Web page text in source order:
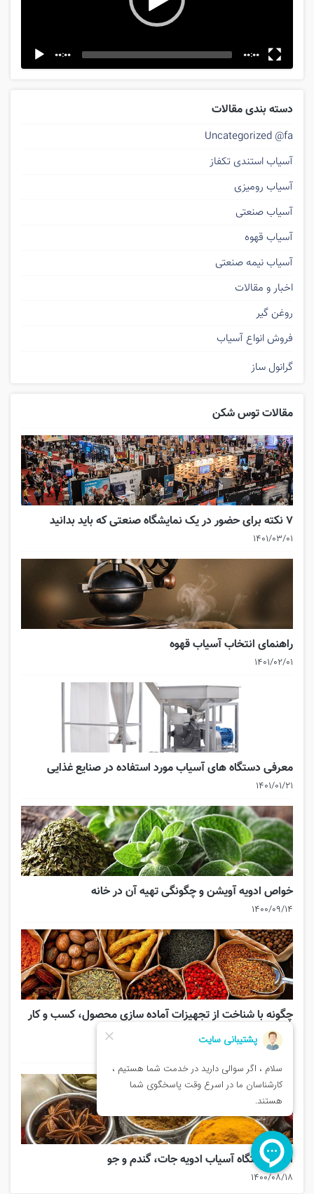
00:00 00:00
دسته بندی مقالات
Uncategorized @fa
آسیاب استندی تکفاز
آسیاب رومیزی
آسیاب صنعتی
آسیاب قهوه
آسیاب نیمه صنعتی
اخبار و مقالات
روغن گیر
فروش انواع آسیاب
گرانول ساز
مقالات توس شکن
۷ نکته برای حضور در یک نمایشگاه صنعتی که باید بدانید
۱۴۰۱/۰۳/۰۱
راهنمای انتخاب آسیاب قهوه
۱۴۰۱/۰۲/۰۱
معرفی دستگاه های آسیاب مورد استفاده در صنایع غذایی
۱۴۰۱/۰۱/۲۱
خواص ادویه آویشن و چگونگی تهیه آن در خانه
۱۴۰۰/۰۹/۱۴
چگونه با شناخت از تجهیزات آماده سازی محصول، کسب و کار
خانگی پرسود راه اندازی کنیم؟
۱۴۰۰/۰۸/۲۷
انواع دستگاه آسیاب ادویه جات، گندم و جو
۱۴۰۰/۰۸/۱۸